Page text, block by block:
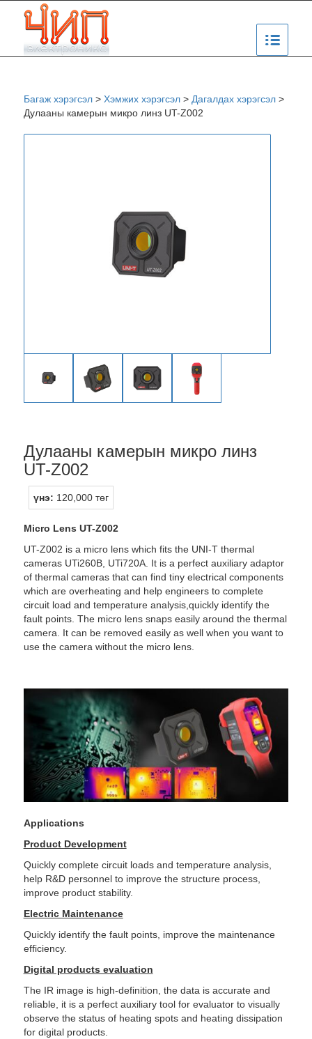
Багаж хэрэгсэл> Хэмжих хэрэгсэл> Дагалдах хэрэгсэл>
Дулааны камерын микро линз UT-Z002
Дулааны камерын микро линз
UT-Z002
үнэ: 120,000 төг
Micro Lens UT-Z002
UT-Z002 is a micro lens which fits the UNI-T thermal
cameras UTi260B, UTi720A. It is a perfect auxiliary adaptor
of thermal cameras that can find tiny electrical components
which are overheating and help engineers to complete
circuit load and temperature analysis,quickly identify the
fault points. The micro lens snaps easily around the thermal
camera. It can be removed easily as well when you want to
use the camera without the micro lens.
Applications
Product Development
Quickly complete circuit loads and temperature analysis,
help R&D personnel to improve the structure process,
improve product stability.
Electric Maintenance
Quickly identify the fault points, improve the maintenance
efficiency.
Digital products evaluation
The IR image is high-definition, the data is accurate and
reliable, it is a perfect auxiliary tool for evaluator to visually
observe the status of heating spots and heating dissipation
for digital products.